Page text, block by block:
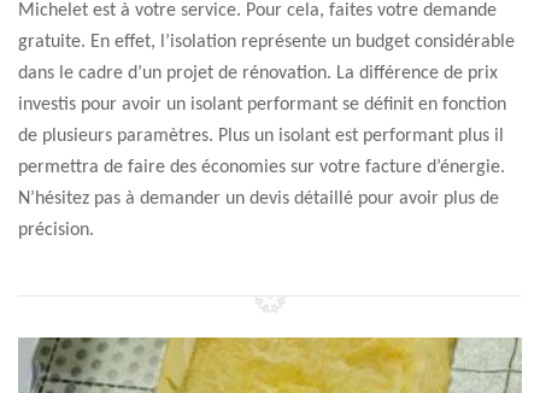
Michelet est à votre service. Pour cela, faites votre demande
gratuite. En effet, l’isolation représente un budget considérable
dans le cadre d’un projet de rénovation. La différence de prix
investis pour avoir un isolant performant se définit en fonction
de plusieurs paramètres. Plus un isolant est performant plus il
permettra de faire des économies sur votre facture d’énergie.
N’hésitez pas à demander un devis détaillé pour avoir plus de
précision.